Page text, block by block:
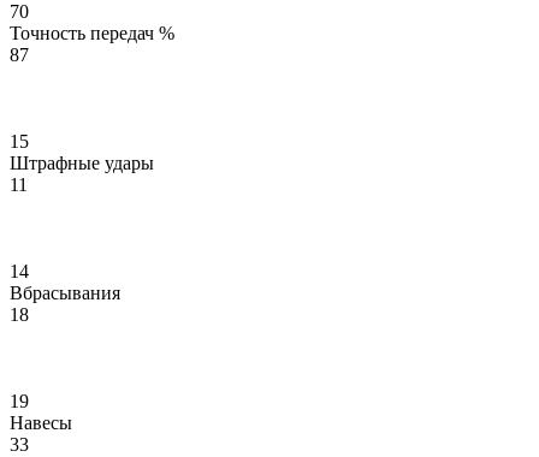
70
Точность передач %
87
15
Штрафные удары
11
14
Вбрасывания
18
19
Навесы
33